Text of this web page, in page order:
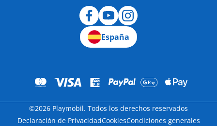
España
©2026 Playmobil. Todos los derechos reservados
Declaración de PrivacidadCookiesCondiciones generales